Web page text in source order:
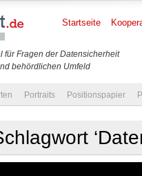
für Fragen der Datensicherheit
behördlichen Umfeld
Startseite
Portraits Positionspapier